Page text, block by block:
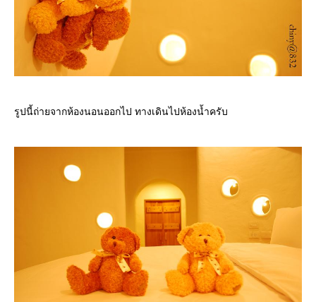
รูปนี้ถ่ายจากห้องนอนออกไป ทางเดินไปห้องน้ำครับ